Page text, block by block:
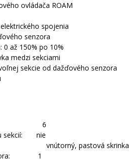
ovládača ROAM
spojenia
senzora
0 až 150% po 10%
medzi sekciami
sekcie od dažďového senzora
6
sekcií: nie
pastová skrinka
1